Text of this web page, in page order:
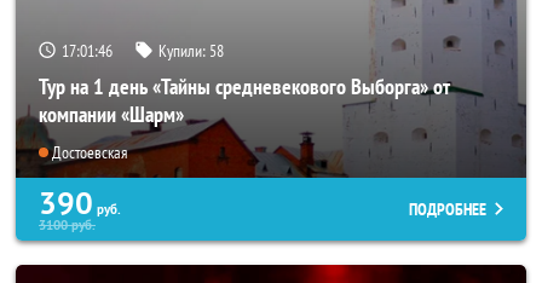
17:01:45 Купили: 58
Тур на 1 день «Тайны средневекового Выборга» от
компании «Шарм»
Достоевская
390 руб.
3100руб.
ПОДРОБНЕЕ